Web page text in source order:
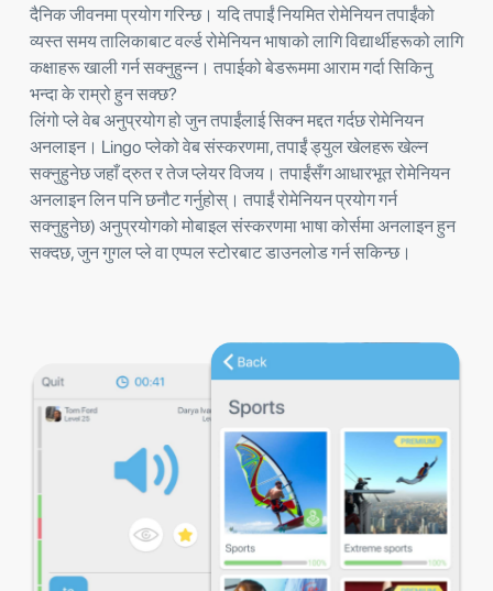
दैनिक जीवनमा प्रयोग गरिन्छ। यदि तपाईं नियमित रोमेनियन तपाईंको
व्यस्त समय तालिकाबाट वर्ल्ड रोमेनियन भाषाको लागि विद्यार्थीहरूको लागि
कक्षाहरू खाली गर्न सक्नुहुन्न। तपाईको बेडरूममा आराम गर्दा सिकिनु
भन्दा के राम्रो हुन सक्छ?
लिंगो प्ले वेब अनुप्रयोग हो जुन तपाईंलाई सिक्न मद्दत गर्दछ रोमेनियन
अनलाइन। Lingo प्लेको वेब संस्करणमा, तपाईं ड्युल खेलहरू खेल्न
सक्नुहुनेछ जहाँ द्रुत र तेज प्लेयर विजय। तपाईंसँग आधारभूत रोमेनियन
अनलाइन लिन पनि छनौट गर्नुहोस्। तपाईं रोमेनियन प्रयोग गर्न
सक्नुहुनेछ) अनुप्रयोगको मोबाइल संस्करणमा भाषा कोर्समा अनलाइन हुन
सक्दछ, जुन गुगल प्ले वा एप्पल स्टोरबाट डाउनलोड गर्न सकिन्छ।